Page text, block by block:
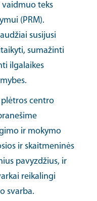
vaidmuo teks
(PRM).
susijusi
sumažinti
ilgalaikes
centro
ir mokymo
ir skaitmeninės
pavyzdžius, ir
reikalingi
svarba.